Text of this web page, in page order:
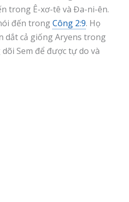
trong Ê-xơ-tê và Đa-ni-ên.
đến trongCông 2:9. Họ
dắt cả giống Aryens trong
Sem để được tự do và